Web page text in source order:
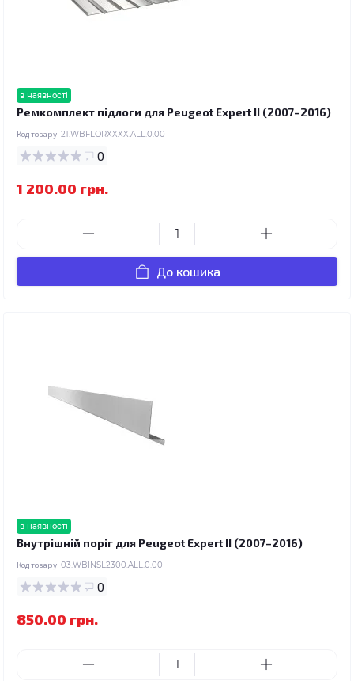
в наявності
Ремкомплект підлоги для Peugeot Expert II (2007–2016)
Код товару: 21.WBFLORXXXX.ALL.0.00
0
1 200.00 грн.
До кошика
в наявності
Внутрішній поріг для Peugeot Expert II (2007–2016)
Код товару: 03.WBINSL2300.ALL.0.00
0
850.00 грн.